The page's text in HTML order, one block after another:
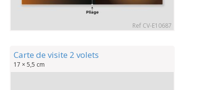
Ref CV-E10687
Carte de visite 2 volets
17 × 5,5 cm